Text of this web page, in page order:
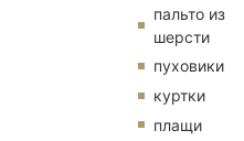
пальто из
шерсти
пуховики
куртки
плащи